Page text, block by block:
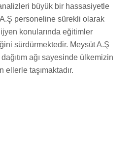
büyük bir hassasiyetle
personeline sürekli olarak
konularında eğitimler
sürdürmektedir. Meysüt A.Ş
ağı sayesinde ülkemizin
ellerle taşımaktadır.